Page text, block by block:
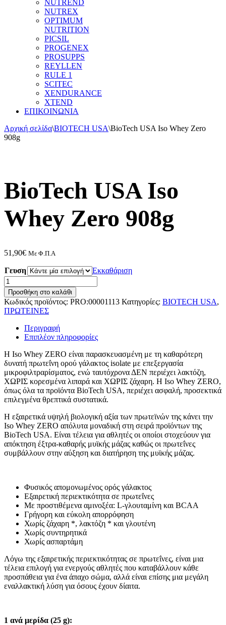
NUTREND
NUTREX
OPTIMUM
NUTRITION
PICSIL
PROGENEX
PROSUPPS
REYLLEN
RULE 1
SCITEC
XENDURANCE
XTEND
ΕΠΙΚΟΙΝΩΝΙΑ
Αρχική σελίδα\BIOTECH USA\BioTech USA Iso Whey Zero
908g
BioTech USA Iso
Whey Zero 908g
51,90€ Με Φ.Π.Α
Γευση
Εκκαθάριση
BioTech
USA
Iso
Whey
Zero
908g
ποσότητα
Προσθήκη στο καλάθι
Κωδικός προϊόντος: PRO:00001113 Κατηγορίες: BIOTECH USA,
ΠΡΩΤΕΙΝΕΣ
Περιγραφή
Επιπλέον πληροφορίες
Η Iso Whey ZERO είναι παρασκευασμένη με τη καθαρότερη
δυνατή πρωτεΐνη ορού γάλακτος isolate με επεξεργασία
μικροφιλτραρίσματος, ενώ ταυτόχρονα ΔΕΝ περιέχει λακτόζη,
ΧΩΡΙΣ κορεσμένα λιπαρά και ΧΩΡΙΣ ζάχαρη. Η Iso Whey ZERO,
όπως όλα τα προϊόντα BioTech USA, περιέχει ασφαλή, προσεκτικά
επιλεγμένα θρεπτικά συστατικά.
Η εξαιρετικά υψηλή βιολογική αξία των πρωτεϊνών της κάνει την
Iso Whey ZERO απόλυτα μοναδική στη σειρά προϊόντων της
BioTech USA. Είναι τέλεια για αθλητές οι οποίοι στοχεύουν για
απόκτηση έξτρα-καθαρής μυϊκής μάζας καθώς οι πρωτεΐνες
συμβάλλουν στην αύξηση και διατήρηση της μυϊκής μάζας.
Φυσικός απομονωμένος ορός γάλακτος
Εξαιρετική περιεκτικότητα σε πρωτεΐνες
Με προστιθέμενα αμινοξέα: L-γλουταμίνη και BCAA
Γρήγορη και εύκολη απορρόφηση
Χωρίς ζάχαρη *, λακτόζη * και γλουτένη
Χωρίς συντηρητικά
Χωρίς ασπαρτάμη
Λόγω της εξαιρετικής περιεκτικότητας σε πρωτεΐνες, είναι μια
τέλεια επιλογή για ενεργούς αθλητές που καταβάλλουν κάθε
προσπάθεια για ένα άπαχο σώμα, αλλά είναι επίσης μια μεγάλη
εναλλακτική λύση για όσους έχουν δίαιτα.
1 ανά μερίδα (25 g):